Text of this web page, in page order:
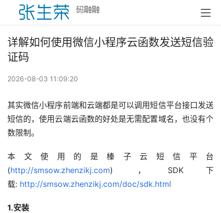
详解如何使用微信小程序云函数发送短信验
证码
2026-08-03 11:09:20
其实微信小程序前端和云端都是可以调用短信平台接口发送
短信的，使用云端云函数的好处是无需配置域名，也没有个
数限制。
本文使用的是榛子云短信平台
(http://smsow.zhenzikj.com) ，SDK下
载: http://smsow.zhenzikj.com/doc/sdk.html
1.安装